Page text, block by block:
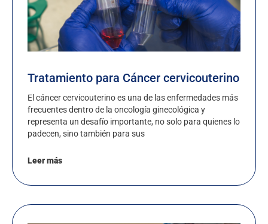
Tratamiento para Cáncer cervicouterino
El cáncer cervicouterino es una de las enfermedades más
frecuentes dentro de la oncología ginecológica y
representa un desafío importante, no solo para quienes lo
padecen, sino también para sus
Leer más